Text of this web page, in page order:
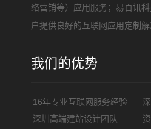
络营销等）应用服务；易百讯
户提供良好的互联网应用定制
我们的优势
16年专业互联网服务经验
深圳高端建站设计团队